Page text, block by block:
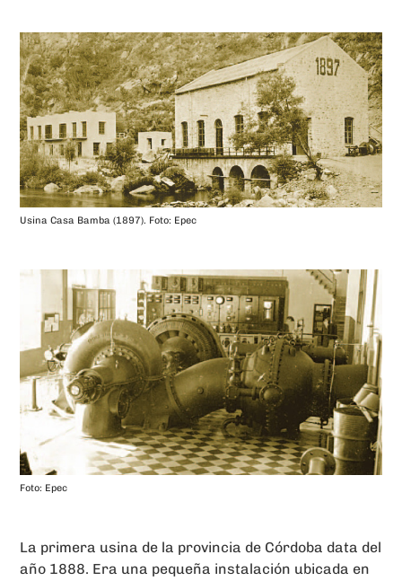
Usina Casa Bamba (1897). Foto: Epec
Foto: Epec
La primera usina de la provincia de Córdoba data del
año 1888. Era una pequeña instalación ubicada en